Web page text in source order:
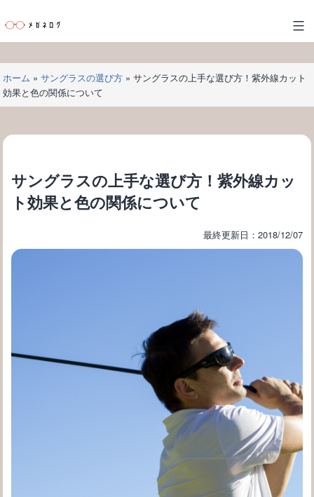
ン
テ
ツ
へ
ス
ッ
メ
ガ
ネ
ロ
グ
ホーム » サングラスの選び方» サングラスの上手な選び方！紫外線カット
効果と色の関係について
サングラスの上手な選び方！紫外線カッ
ト効果と色の関係について
最終更新日：2018/12/07